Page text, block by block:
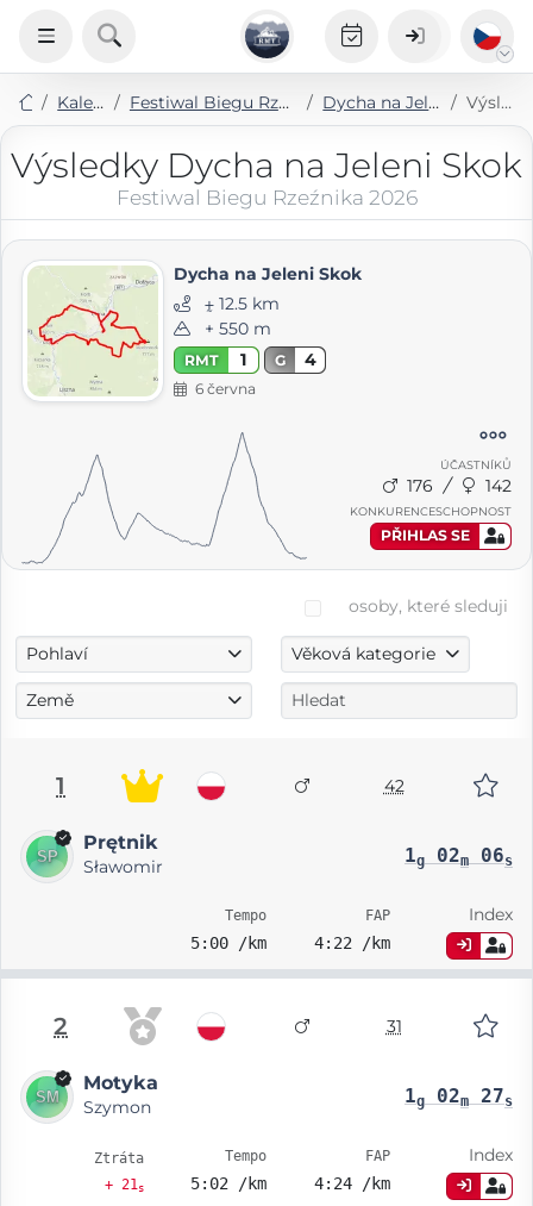
Kalendář Festiwal Biegu Rzeźnika 2026 Dycha na Jeleni Skok Výsledky
Výsledky Dycha na Jeleni Skok
Festiwal Biegu Rzeźnika 2026
Dycha na Jeleni Skok
⨦ 12.5 km
+ 550 m
RMT 1 G 4
6 června
ÚČASTNÍKŮ
176 142
KONKURENCESCHOPNOST
PŘIHLAS SE
osoby, které sleduji
Pohlaví Věková kategorie
Země
1 42
Prętnik
Sławomir 1g02m06s
Tempo
5:00 /km
FAP
4:22 /km
Index
2 31
Motyka
Szymon 1g02m27s
Ztráta
+ 21s
Tempo
5:02 /km
FAP
4:24 /km
Index